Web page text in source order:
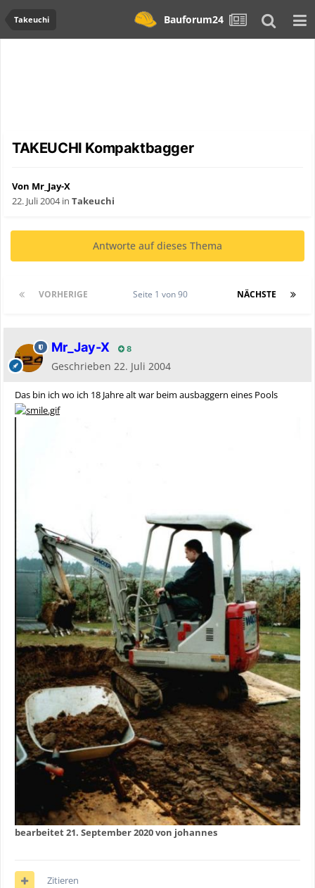
Takeuchi Bauforum24
TAKEUCHI Kompaktbagger
Von Mr_Jay-X
22. Juli 2004in Takeuchi
Antworte auf dieses Thema
VORHERIGE NÄCHSTE
Seite 1 von 90
Mr_Jay-X 8
Geschrieben 22. Juli 2004
Das bin ich wo ich 18 Jahre alt war beim ausbaggern eines Pools
bearbeitet21. September 2020von johannes
Zitieren